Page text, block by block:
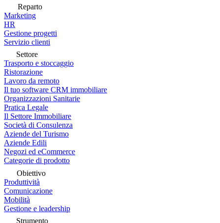
Reparto
Marketing
HR
Gestione progetti
Servizio clienti
Settore
Trasporto e stoccaggio
Ristorazione
Lavoro da remoto
Il tuo software CRM immobiliare
Organizzazioni Sanitarie
Pratica Legale
Il Settore Immobiliare
Società di Consulenza
Aziende del Turismo
Aziende Edili
Negozi ed eCommerce
Categorie di prodotto
Obiettivo
Produttività
Comunicazione
Mobilità
Gestione e leadership
Strumento